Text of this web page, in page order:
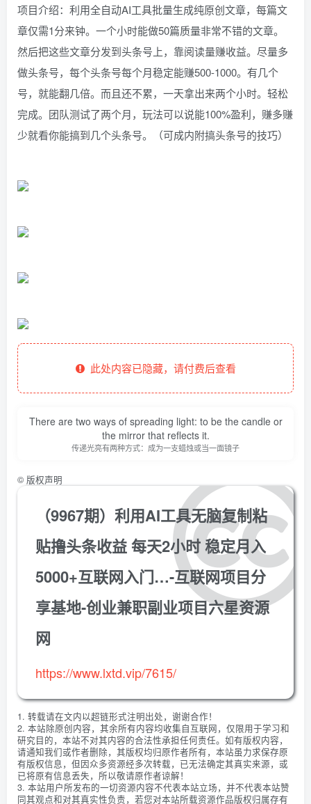
项目介绍：利用全自动AI工具批量生成纯原创文章，每篇文
章仅需1分来钟。一个小时能做50篇质量非常不错的文章。
然后把这些文章分发到头条号上，靠阅读量赚收益。尽量多
做头条号，每个头条号每个月稳定能赚500-1000。有几个
号，就能翻几倍。而且还不累，一天拿出来两个小时。轻松
完成。团队测试了两个月，玩法可以说能100%盈利，赚多赚
少就看你能搞到几个头条号。（可成内附搞头条号的技巧）
此处内容已隐藏，请付费后查看
There are two ways of spreading light: to be the candle or
the mirror that reflects it.
传递光亮有两种方式：成为一支蜡烛或当一面镜子
© 版权声明
（9967期）利用AI工具无脑复制粘
贴撸头条收益 每天2小时 稳定月入
5000+互联网入门…-互联网项目分
享基地-创业兼职副业项目六星资源
网
https://www.lxtd.vip/7615/
1. 转载请在文内以超链形式注明出处，谢谢合作！
2. 本站除原创内容，其余所有内容均收集自互联网，仅限用于学习和
研究目的，本站不对其内容的合法性承担任何责任。如有版权内容，
请通知我们或作者删除，其版权均归原作者所有，本站虽力求保存原
有版权信息，但因众多资源经多次转载，已无法确定其真实来源，或
已将原有信息丢失，所以敬请原作者谅解！
3. 本站用户所发布的一切资源内容不代表本站立场，并不代表本站赞
同其观点和对其真实性负责，若您对本站所载资源作品版权归属存有